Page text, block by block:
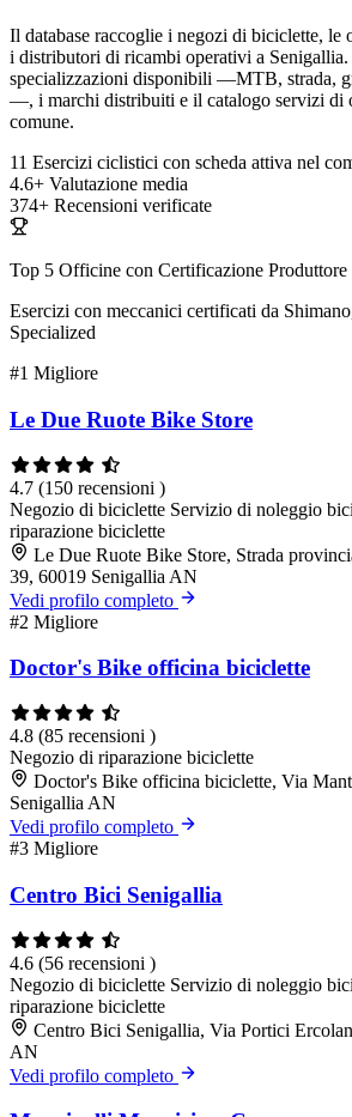
Il database raccoglie i negozi di biciclette, le
i distributori di ricambi operativi a
specializzazioni disponibili —MTB, strada,
—, i marchi distribuiti e il catalogo servizi di
comune.
11 Esercizi ciclistici con scheda attiva nel
4.6+ Valutazione media
374+ Recensioni verificate
Top 5 Officine con Certificazione Produttore
Esercizi con meccanici certificati da
Specialized
#1 Migliore
Le Due Ruote Bike Store
4.7 (150 recensioni )
Negozio di biciclette Servizio di noleggio
riparazione biciclette
Le Due Ruote Bike Store, Strada
39, 60019 Senigallia AN
Vedi profilo completo
#2 Migliore
Doctor's Bike officina biciclette
4.8 (85 recensioni )
Negozio di riparazione biciclette
Doctor's Bike officina biciclette, Via
Senigallia AN
Vedi profilo completo
#3 Migliore
Centro Bici Senigallia
4.6 (56 recensioni )
Negozio di biciclette Servizio di noleggio
riparazione biciclette
Centro Bici Senigallia, Via Portici
AN
Vedi profilo completo